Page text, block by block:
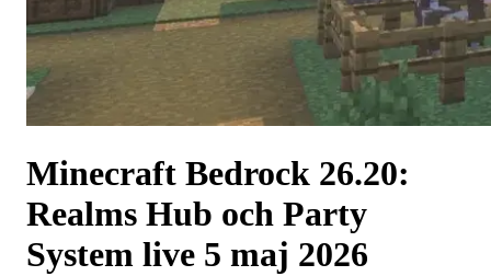
Minecraft Bedrock 26.20:
Realms Hub och Party
System live 5 maj 2026